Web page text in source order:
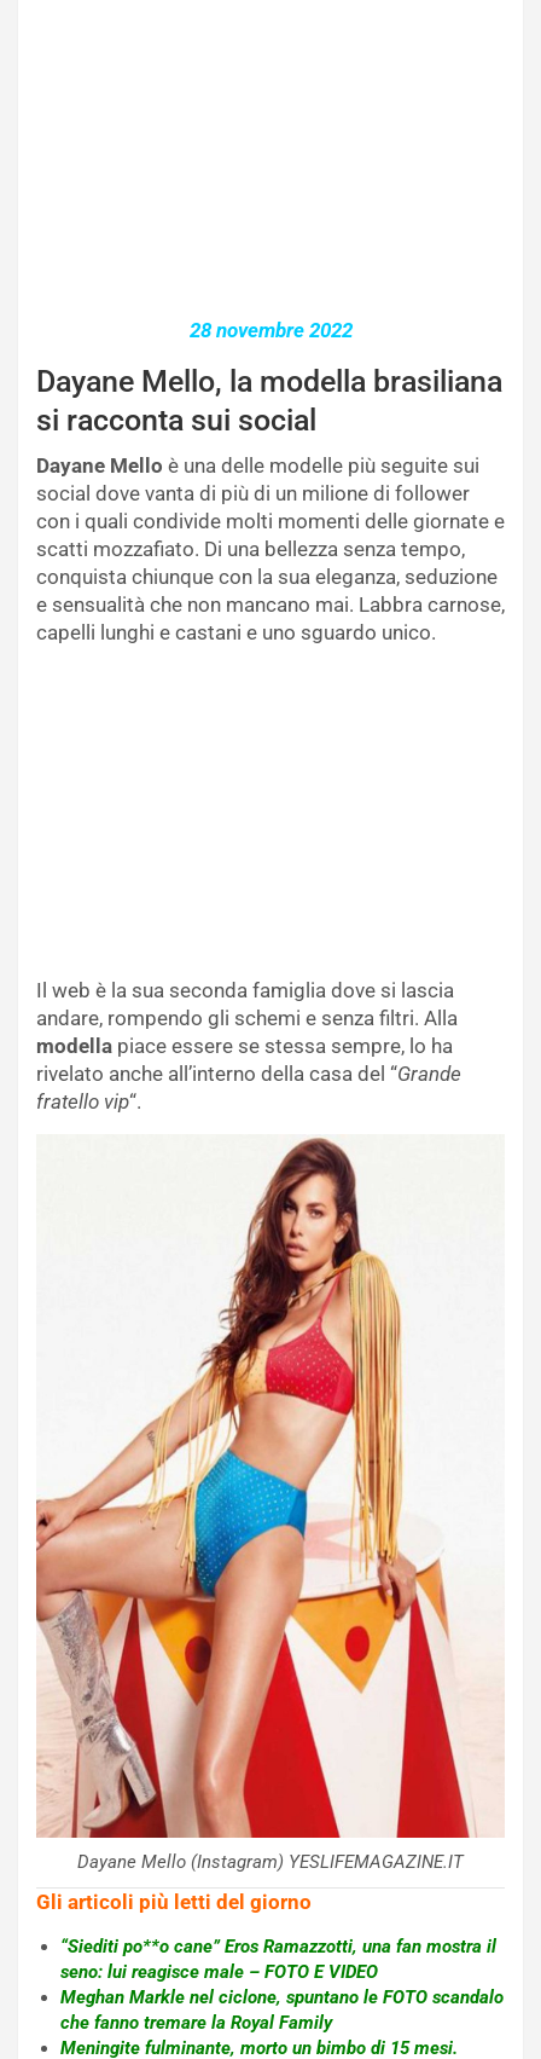
28 novembre 2022
Dayane Mello, la modella brasiliana
si racconta sui social
Dayane Mello è una delle modelle più seguite sui
social dove vanta di più di un milione di follower
con i quali condivide molti momenti delle giornate e
scatti mozzafiato. Di una bellezza senza tempo,
conquista chiunque con la sua eleganza, seduzione
e sensualità che non mancano mai. Labbra carnose,
capelli lunghi e castani e uno sguardo unico.
Il web è la sua seconda famiglia dove si lascia
andare, rompendo gli schemi e senza filtri. Alla
modella piace essere se stessa sempre, lo ha
rivelato anche all’interno della casa del “Grande
fratello vip“.
Dayane Mello (Instagram) YESLIFEMAGAZINE.IT
Gli articoli più letti del giorno
“Siediti po**o cane” Eros Ramazzotti, una fan mostra il
seno: lui reagisce male – FOTO E VIDEO
Meghan Markle nel ciclone, spuntano le FOTO scandalo
che fanno tremare la Royal Family
Meningite fulminante, morto un bimbo di 15 mesi.